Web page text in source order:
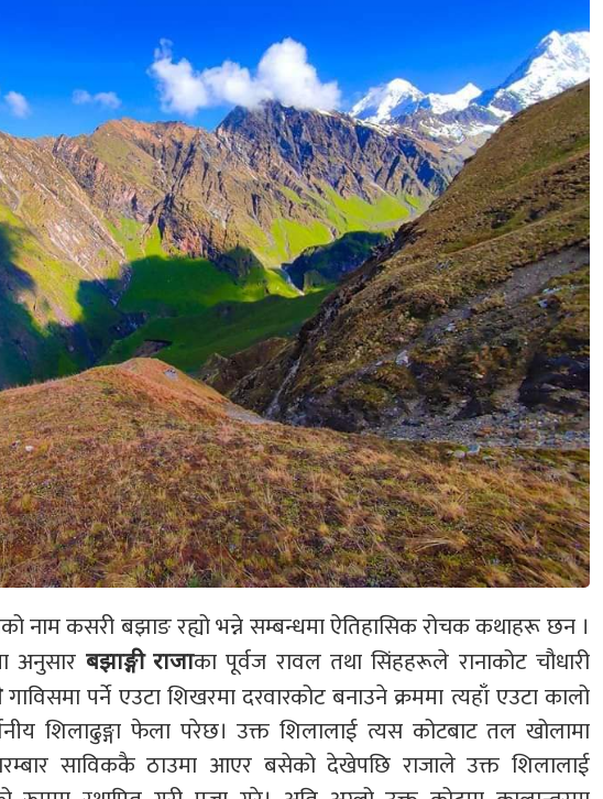
नाम कसरी बझाङ रह्यो भन्ने सम्बन्धमा ऐतिहासिक रोचक कथाहरू छन ।
अनुसार बझाङ्गी राजाका पूर्वज रावल तथा सिंहहरूले रानाकोट चौधारी
गाविसमा पर्ने एउटा शिखरमा दरवारकोट बनाउने क्रममा त्यहाँ एउटा कालो
शिलाढुङ्गा फेला परेछ। उक्त शिलालाई त्यस कोटबाट तल खोलामा
साविककै ठाउमा आएर बसेको देखेपछि राजाले उक्त शिलालाई